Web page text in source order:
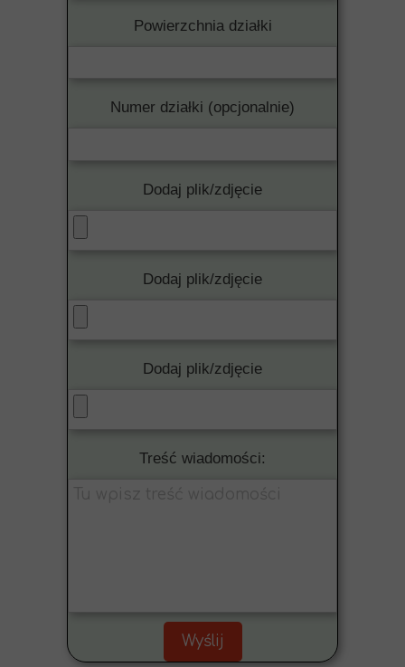
Powierzchnia działki
Numer działki (opcjonalnie)
Dodaj plik/zdjęcie
Dodaj plik/zdjęcie
Dodaj plik/zdjęcie
Treść wiadomości:
Wyślij